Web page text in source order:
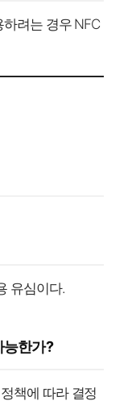
려는 경우 NFC
유심이다.
능한가?
책에 따라 결정